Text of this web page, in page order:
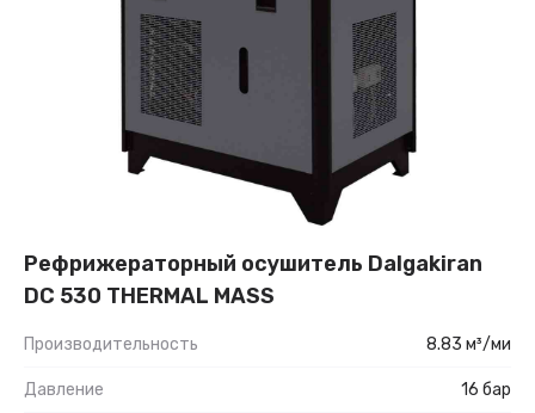
Рефрижераторный осушитель Dalgakiran
DC 530 THERMAL MASS
Производительность 8.83 м³/ми
Давление 16 бар